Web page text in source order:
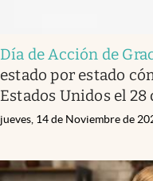
Día de Acción de
estado por estado
Estados Unidos el
jueves, 14 de Noviembre de